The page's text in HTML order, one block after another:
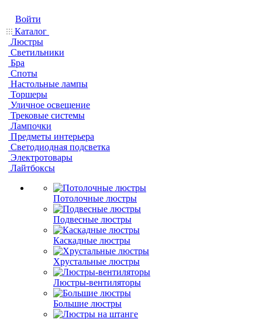
Войти
Каталог
Люстры
Светильники
Бра
Споты
Настольные лампы
Торшеры
Уличное освещение
Трековые системы
Лампочки
Предметы интерьера
Светодиодная подсветка
Электротовары
Лайтбоксы
Потолочные люстры
Подвесные люстры
Каскадные люстры
Хрустальные люстры
Люстры-вентиляторы
Большие люстры